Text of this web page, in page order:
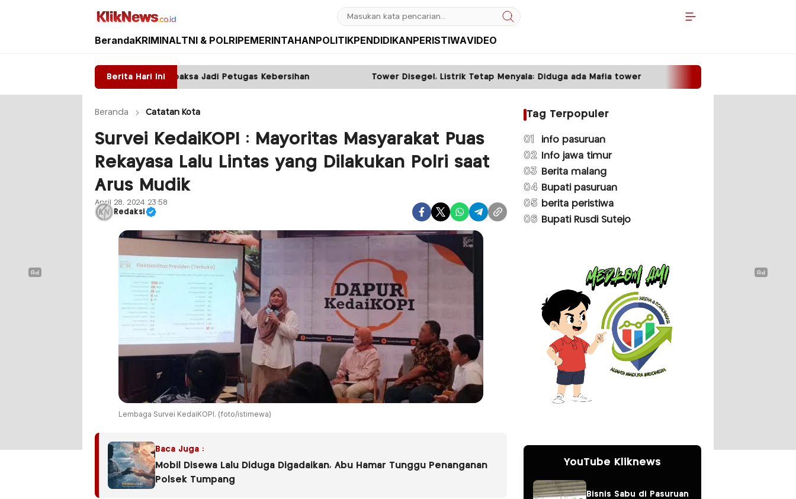
Kliknews.co.id
BerandaKRIMINALTNI & POLRIPEMERINTAHANPOLITIKPENDIDIKANPERISTIWAVIDEO
Berita Hari Ini
Warga Sumawe Dipaksa Jadi Petugas Kebersihan Tower Disegel, Listrik Tetap Menyala: Diduga ada Mafia tower Satpas Prototype Polres Malang
Beranda Catatan Kota
Survei KedaiKOPI : Mayoritas Masyarakat Puas
Rekayasa Lalu Lintas yang Dilakukan Polri saat
Arus Mudik
April 28, 2024 23:58
Redaksi
Lembaga Survei KedaiKOPI. (foto/istimewa)
Baca Juga :
Mobil Disewa Lalu Diduga Digadaikan, Abu Hamar Tunggu Penanganan
Polsek Tumpang
Tag Terpopuler
01 info pasuruan
02 Info jawa timur
03 Berita malang
04 Bupati pasuruan
05 berita peristiwa
06 Bupati Rusdi Sutejo
YouTube Kliknews
Bisnis Sabu di Pasuruan